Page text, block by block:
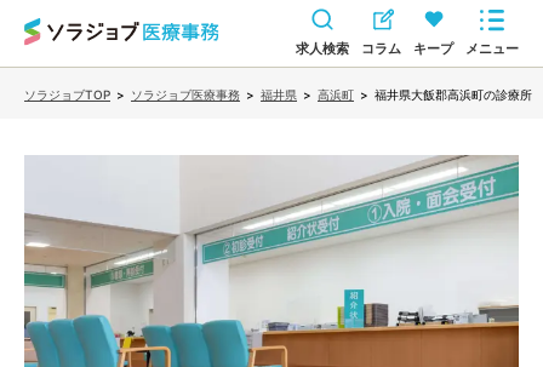
求人検索 コラム キープ メニュー
ソラジョブTOP > ソラジョブ医療事務 > 福井県 > 高浜町 > 福井県大飯郡高浜町の診療所